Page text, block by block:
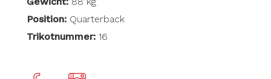
Position: Quarterback
Trikotnummer: 16